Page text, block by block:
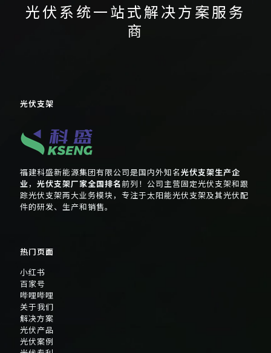
光伏系统一站式解决方案服务
商
光伏支架
福建科盛新能源集团有限公司是国内外知名光伏支架生产企
业， 光伏支架厂家全国排名前列！公司主营固定光伏支架和跟
踪光伏支架两大业务模块，专注于太阳能光伏支架及其光伏配
件的研发、生产和销售。
热门页面
小红书
百家号
哔哩哔哩
关于我们
解决方案
光伏产品
光伏案例